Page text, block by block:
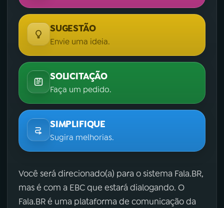
SUGESTÃO
Envie uma ideia.
SOLICITAÇÃO
Faça um pedido.
SIMPLIFIQUE
Sugira melhorias.
Você será direcionado(a) para o sistema Fala.BR,
mas é com a EBC que estará dialogando. O
Fala.BR é uma plataforma de comunicação da